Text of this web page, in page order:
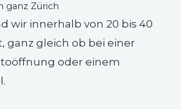
ganz Zürich
wir innerhalb von 20 bis 40
ganz gleich ob bei einer
oder einem